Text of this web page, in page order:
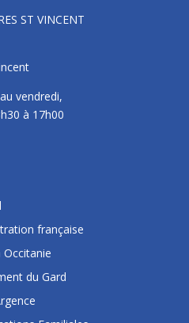
ST VINCENT
vendredi,
à 17h00
française
du Gard